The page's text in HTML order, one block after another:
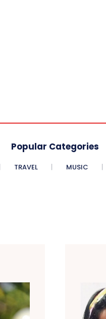
Popular Categories
TRAVEL MUSIC